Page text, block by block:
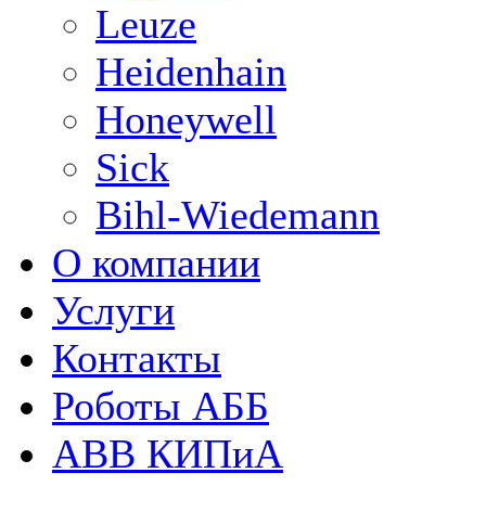
Leuze
Heidenhain
Honeywell
Sick
Bihl-Wiedemann
О компании
Услуги
Контакты
Роботы АББ
ABB КИПиА